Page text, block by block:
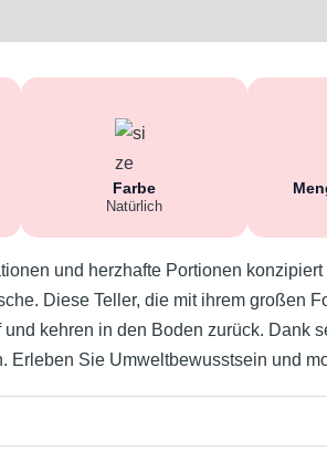
Farbe
Natürlich
und herzhafte Portionen
Diese Teller, die mit ihrem großen
kehren in den Boden zurück.
Sie Umweltbewusstsein und